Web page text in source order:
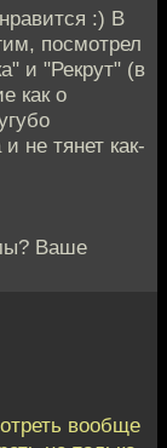
:) В
посмотрел
и "Рекрут" (в
как о
не тянет как-
Ваше
вообще